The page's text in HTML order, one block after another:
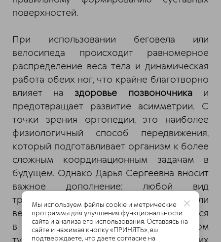
поверхностей.
При использовании беговела или
велосипеда происходит равномерное
распределение веса тела и динамическая
работа обеих ног, что крайне благотворно
влияет на здоровье позвоночникаи
предотвращает развитие асимметрии. С
точки зрения ортопедии, это наиболее
физиологичный способ передвижения,
который подготавливает организм к более
сложным координационным задачам в
будущем. Однако Дарья Сергеевна вносит
важное дополнение: любой вид
транспорта, будь то самокат, беговел или
велосипед, заставляет ребенка находиться
в слегка согнутом положении с наклоном
Мы используем файлы cookie и метрические
программы для улучшения функциональности
сайта и анализа его использования. Оставаясь на
сайте и нажимая кнопку «ПРИНЯТЬ», вы
подтверждаете, что даете согласие на